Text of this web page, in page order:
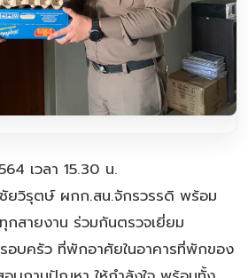
เวลา 15.30 น.
ยวิรุตษ์ ผกก.สน.จักรวรรดิ พร้อม
สายงาน ร่วมกันตรวจเยี่ยม
รอบครัว ที่พักอาศัยในอาคารที่พักของ